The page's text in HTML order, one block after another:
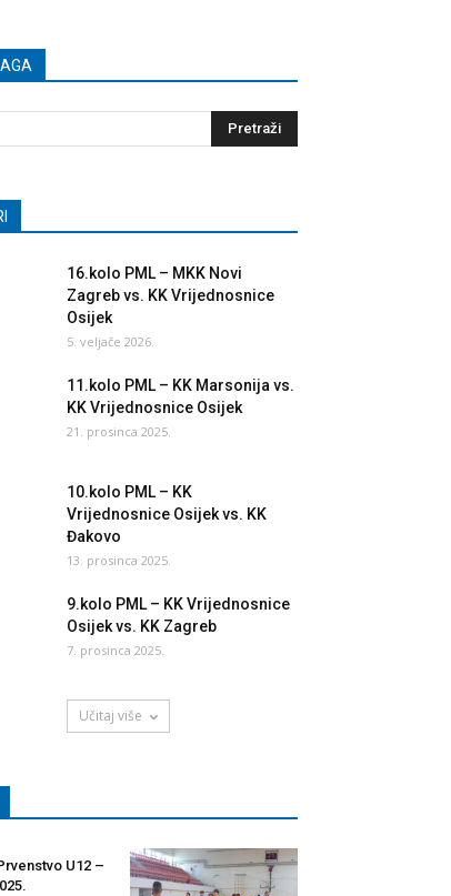
16.kolo PML – MKK Novi
Zagreb vs. KK Vrijednosnice
Osijek
5. veljače 2026.
11.kolo PML – KK Marsonija vs.
KK Vrijednosnice Osijek
21. prosinca 2025.
10.kolo PML – KK
Vrijednosnice Osijek vs. KK
Đakovo
13. prosinca 2025.
9.kolo PML – KK Vrijednosnice
Osijek vs. KK Zagreb
7. prosinca 2025.
Učitaj više
U12 –